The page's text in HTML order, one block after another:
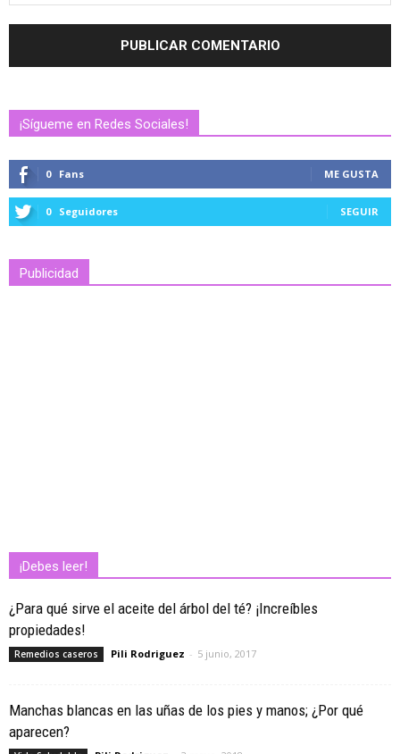
¡Sígueme en Redes Sociales!
0 Fans ME GUSTA
0 Seguidores SEGUIR
Publicidad
¡Debes leer!
¿Para qué sirve el aceite del árbol del té? ¡Increíbles
propiedades!
Remedios caseros Pili Rodriguez - 5 junio, 2017
Manchas blancas en las uñas de los pies y manos; ¿Por qué
aparecen?